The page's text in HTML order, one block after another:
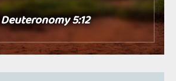
Deuteronomy 5:12